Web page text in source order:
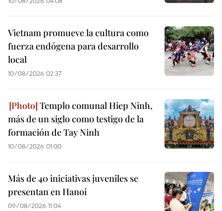
Vietnam promueve la cultura como
fuerza endógena para desarrollo
local
10/08/2026 02:37
Templo comunal Hiep Ninh,
más de un siglo como testigo de la
formación de Tay Ninh
10/08/2026 01:00
Más de 40 iniciativas juveniles se
presentan en Hanoi
09/08/2026 11:04